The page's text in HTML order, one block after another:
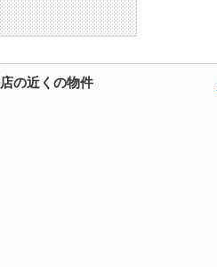
の近くの物件